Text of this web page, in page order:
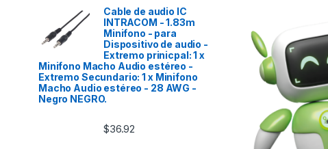
Cable de audio IC
INTRACOM - 1.83m
Minifono - para
Dispositivo de audio -
Extremo prinicpal: 1 x
Minifono Macho Audio estéreo -
Extremo Secundario: 1 x Minifono
Macho Audio estéreo - 28 AWG -
Negro NEGRO.
$36.92